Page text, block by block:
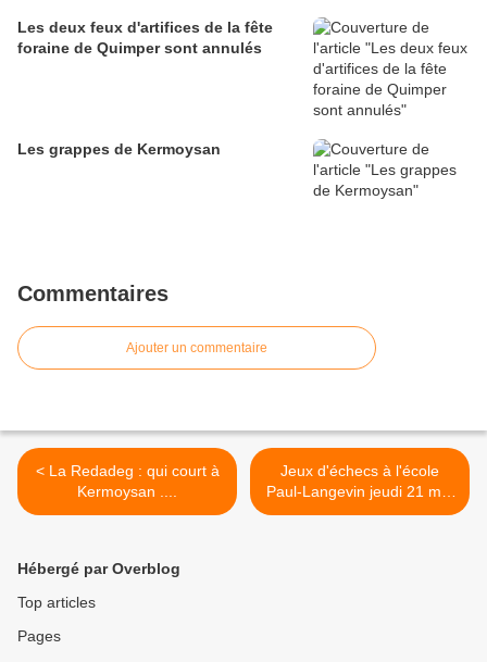
Les deux feux d'artifices de la fête
foraine de Quimper sont annulés
Les grappes de Kermoysan
Commentaires
Ajouter un commentaire
< La Redadeg : qui court à
Kermoysan ....
Jeux d'échecs à l'école
Paul-Langevin jeudi 21 mai
15h30 >
Hébergé par Overblog
Top articles
Pages